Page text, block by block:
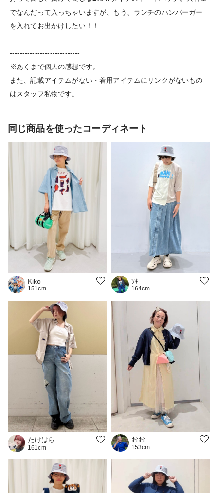
でなんだって入っちゃいますが、もう、ランチのハンバーガー
を入れてお出かけしたい！！
----------------------------
※あくまで個人の感想です。
また、記載アイテムがない・着用アイテムにリンクがないもの
はスタッフ私物です。
同じ商品を使ったコーディネート
Kiko
151cm
ﾂｷ
164cm
たけはら
161cm
おお
153cm